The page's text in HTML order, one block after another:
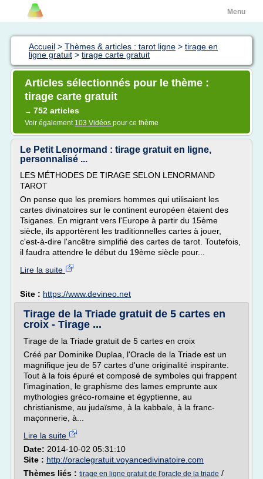
Menu
Accueil > Thèmes & articles : tarot ligne > tirage en
ligne gratuit > tirage carte gratuit
Articles sélectionnés pour le thème :
tirage carte gratuit
→ 752 articles
Voir également 103 Vidéos pour ce thème
Le Petit Lenormand : tirage gratuit en ligne,
personnalisé ...
LES MÉTHODES DE TIRAGE SELON LENORMAND
TAROT
On pense que les premiers hommes qui utilisaient les
cartes divinatoires sur le continent européen étaient des
Tsiganes. En migrant vers l'Europe à partir du 15ème
siècle, ils apportèrent les traditionnelles cartes à jouer,
c'est-à-dire l'ancêtre simplifié des cartes de tarot. Toutefois,
il faudra attendre le début du 19ème siècle pour...
Lire la suite
Site : https://www.devineo.net
Tirage de la Triade gratuit de 5 cartes en
croix - Tirage ...
Tirage de la Triade gratuit de 5 cartes en croix
Créé par Dominike Duplaa, l'Oracle de la Triade est un
magnifique jeu de 57 cartes d'une originalité inspirante.
Tout à la fois épuré et composé de symboles qui frappent
l'imagination, le graphisme des lames emprunte aux
mythologies gréco-romaine et égyptienne, au
christianisme, au judaïsme, à la kabbale, à la franc-
maçonnerie, à...
Lire la suite
Date: 2014-10-02 05:31:10
Site : http://oraclegratuit.voyancedivinatoire.com
Thèmes liés : tirage en ligne gratuit de l'oracle de la triade /